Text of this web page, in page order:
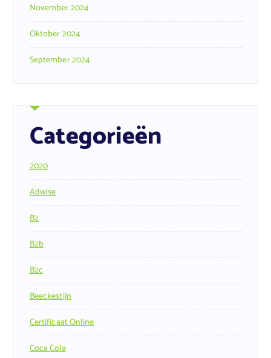
November 2024
Oktober 2024
September 2024
Categorieën
2020
Adwise
B2
B2b
B2c
Beeckestijn
Certificaat Online
Coca Cola